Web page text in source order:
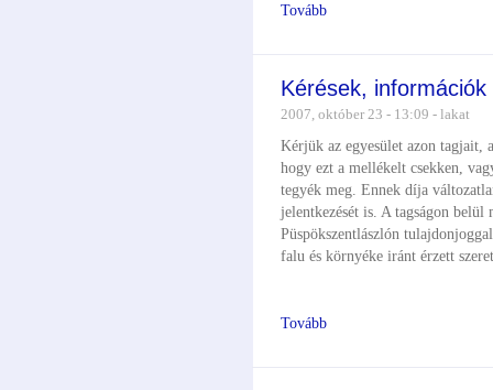
Tovább
Kérések, információk
2007, október 23 - 13:09 - lakat
Kérjük az egyesület azon tagjait,
hogy ezt a mellékelt csekken,
tegyék meg. Ennek díja
jelentkezését is. A tagságon
Püspökszentlászlón
falu és környéke iránt érzett
Tovább